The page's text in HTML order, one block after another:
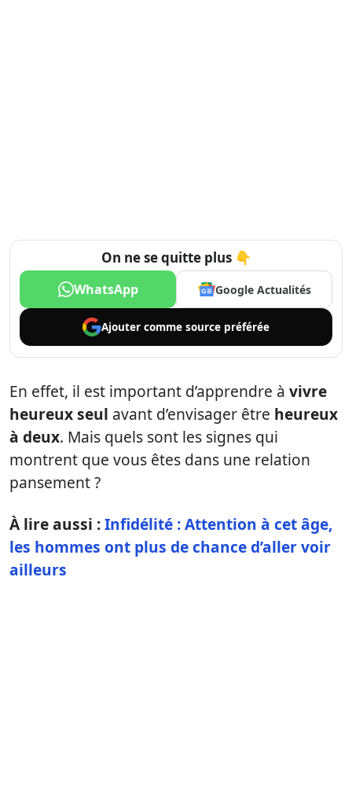
On ne se quitte plus 👇
WhatsApp Google Actualités
Ajouter comme source préférée
En effet, il est important d’apprendre à vivre
heureux seul avant d’envisager être heureux
à deux. Mais quels sont les signes qui
montrent que vous êtes dans une relation
pansement ?
À lire aussi :Infidélité : Attention à cet âge,
les hommes ont plus de chance d’aller voir
ailleurs